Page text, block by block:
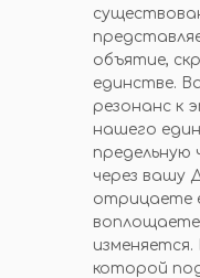
объятие,
единстве.
резонанс к
нашего
через вашу
отрицаете
воплощаете
изменяется.
которой